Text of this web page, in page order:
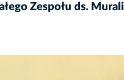
Zespołu ds. Murali